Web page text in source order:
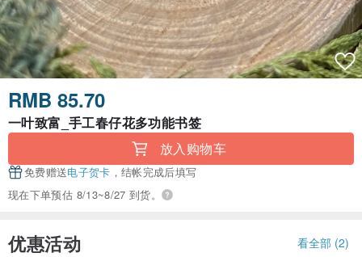
RMB 85.70
一叶致富_手工春仔花多功能书签
放入购物车
免费赠送电子贺卡 ，结帐完成后填写
现在下单预估 8/13~8/27 到货。
优惠活动 看全部 (2)